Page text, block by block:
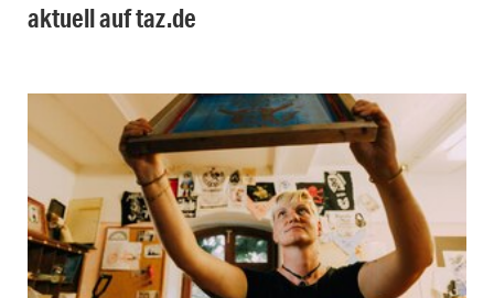
aktuell auf taz.de